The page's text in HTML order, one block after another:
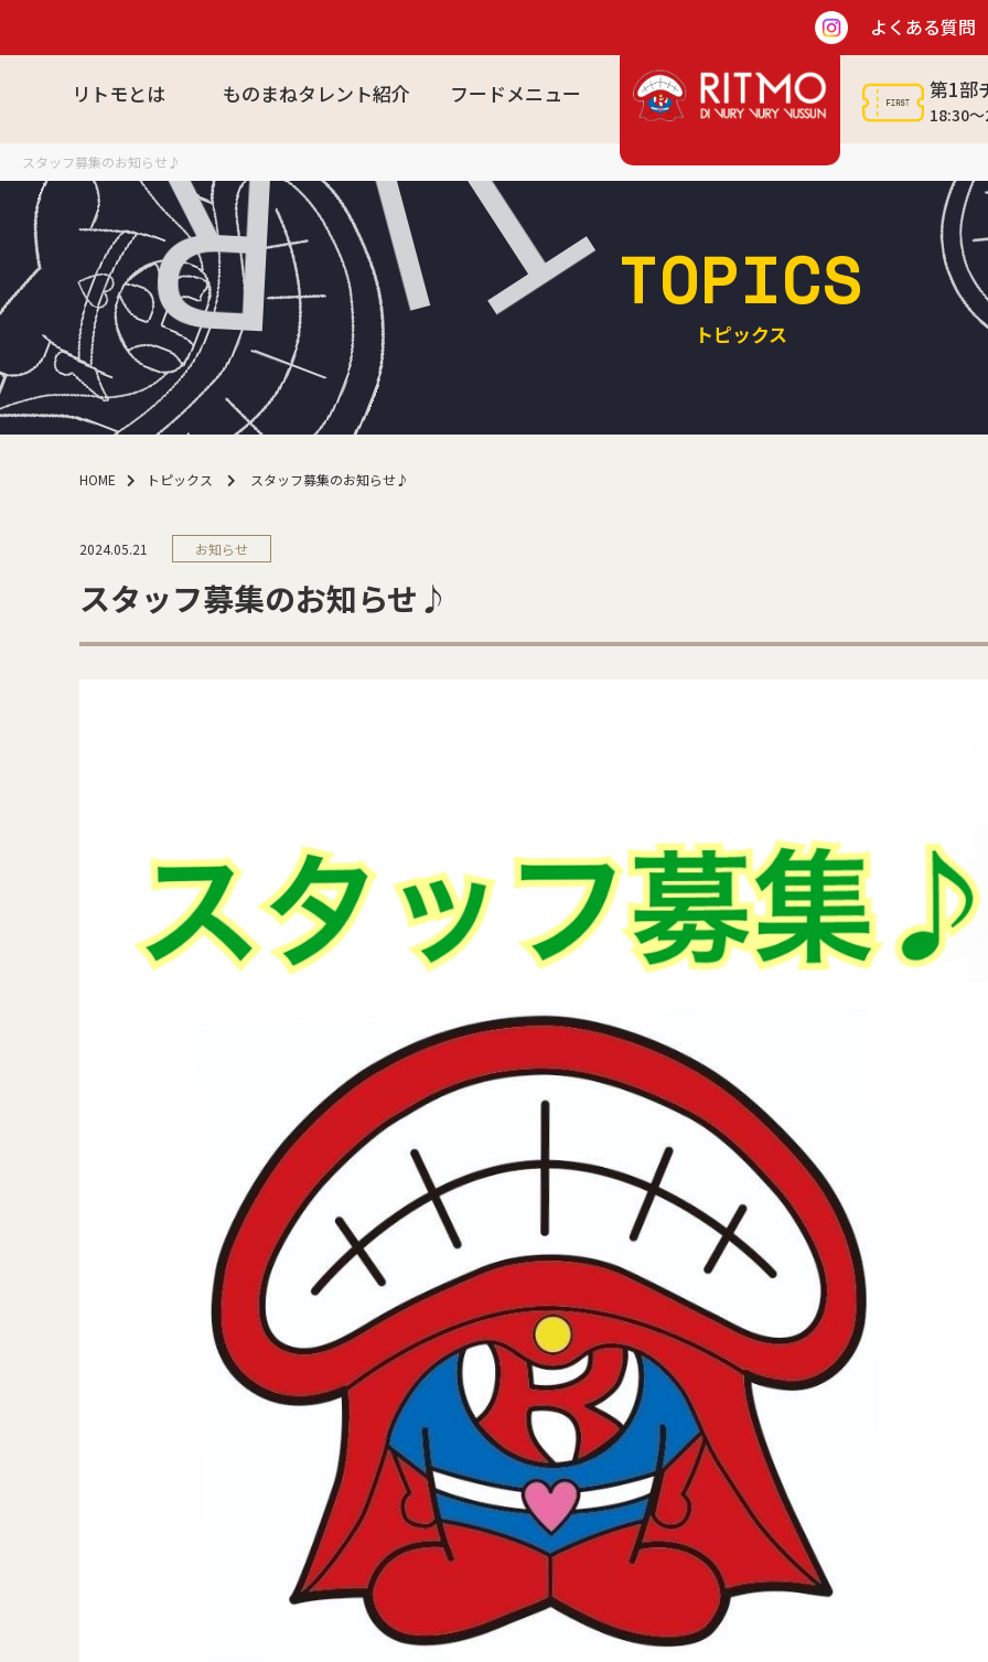
よくある質問
リトモとは ものまねタレント紹介 フードメニュー 第1部
18:30
スタッフ募集のお知らせ♪
TOPICS
トピックス
RIT
HOME トピックス スタッフ募集のお知らせ♪
2024.05.21 お知らせ
スタッフ募集のお知らせ♪